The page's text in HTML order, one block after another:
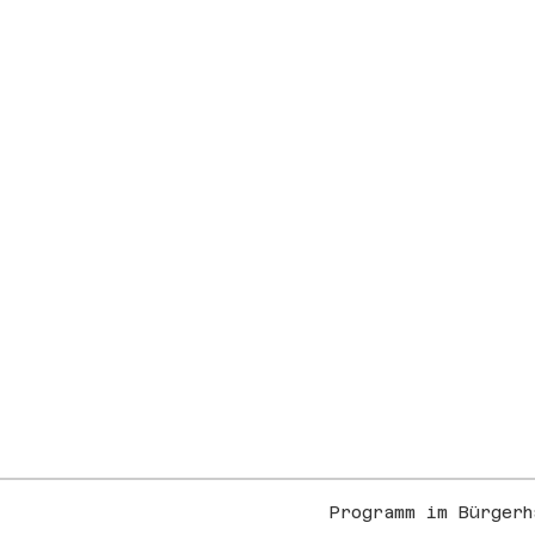
Programm im